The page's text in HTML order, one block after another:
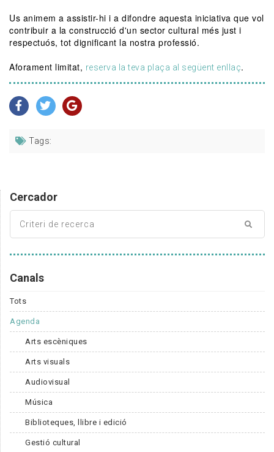
Us animem a assistir-hi i a difondre aquesta iniciativa que vol
contribuir a la construcció d'un sector cultural més just i
respectuós, tot dignificant la nostra professió.
Aforament limitat, reserva la teva plaça al següent enllaç.
Tags:
Cercador
Canals
Tots
Agenda
Arts escèniques
Arts visuals
Audiovisual
Música
Biblioteques, llibre i edició
Gestió cultural